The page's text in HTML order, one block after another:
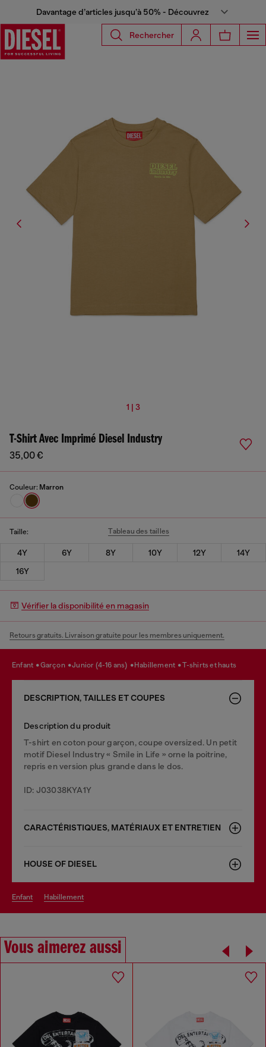
Davantage d’articles jusqu’à 50% - Découvrez
Rechercher
1 | 3
T-Shirt Avec Imprimé Diesel Industry
35,00 €
Couleur: Marron
Taille: Tableau des tailles
4Y 6Y 8Y 10Y 12Y
14Y
16Y
Vérifier la disponibilité en magasin
Retours gratuits. Livraison gratuite pour les membres uniquement.
enfant garçon junior (4-16 ans) habillement t-shirts et hauts
DESCRIPTION, TAILLES ET COUPES
Description du produit
T-shirt en coton pour garçon, coupe oversized. Un petit
motif Diesel Industry « Smile in Life » orne la poitrine,
repris en version plus grande dans le dos.
ID: J03038KYA1Y
CARACTÉRISTIQUES, MATÉRIAUX ET ENTRETIEN
HOUSE OF DIESEL
enfant habillement
Vous aimerez aussi